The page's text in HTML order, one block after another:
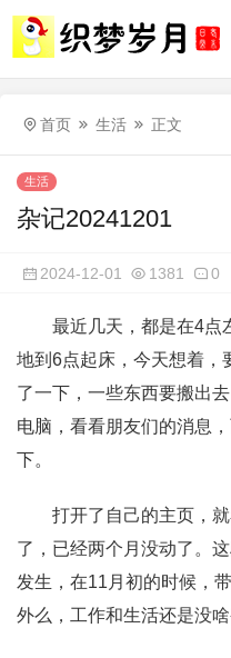
首页 生活 正文
生活
杂记20241201
2024-12-01 1381 0
最近几天，都是在4点
地到6点起床，今天想着，
了一下，一些东西要搬出
电脑，看看朋友们的消息
下。
打开了自己的主页，
了，已经两个月没动了。
发生，在11月初的时候，
外么，工作和生活还是没啥